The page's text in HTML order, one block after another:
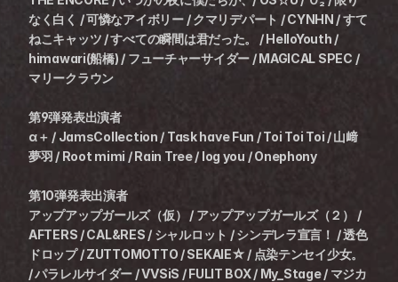
なく白く / 可憐なアイボリー / クマリデパート / CYNHN / すて
ねこキャッツ / すべての瞬間は君だった。 / HelloYouth /
himawari(船橋) / フューチャーサイダー / MAGICAL SPEC /
マリークラウン
第9弾発表出演者
α＋ / JamsCollection / Task have Fun / Toi Toi Toi / 山﨑
夢羽 / Root mimi / Rain Tree / log you / Onephony
第10弾発表出演者
アップアップガールズ（仮） / アップアップガールズ（２） /
AFTERS / CAL&RES / シャルロット / シンデレラ宣言！ / 透色
ドロップ / ZUTTOMOTTO / SEKAIE☆ / 点染テンセイ少女。
/ パラレルサイダー / VVSiS / FULIT BOX / My_Stage / マジカ